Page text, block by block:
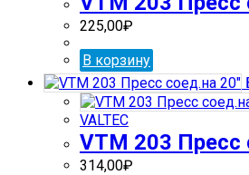
225,00₽
В корзину
VALTEC
VTM 203 Пресс
314,00₽